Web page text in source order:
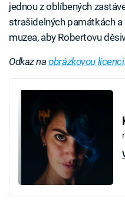
jednou z oblíbených
strašidelných památkách
muzea, aby Robertovu
Odkaz naobrázkovou licenci